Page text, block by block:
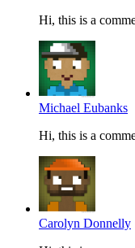
Hi, this is a
Michael Eubanks
Hi, this is a
Carolyn Donnelly